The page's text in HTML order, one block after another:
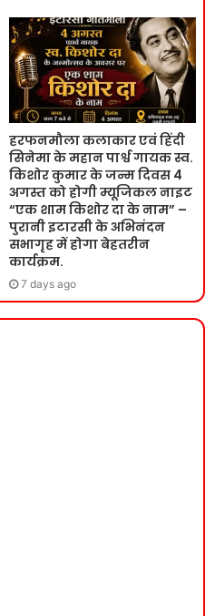
हरफनमौला कलाकार एवं हिंदी
सिनेमा के महान पार्श्व गायक स्व.
किशोर कुमार के जन्म दिवस 4
अगस्त को होगी म्यूजिकल नाइट
“एक शाम किशोर दा के नाम” –
पुरानी इटारसी के अभिनंदन
सभागृह में होगा बेहतरीन
कार्यक्रम.
7 days ago